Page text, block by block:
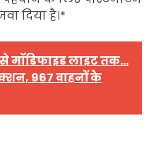
दिया है।*
मॉडिफाइड लाइट तक…
967 वाहनों के